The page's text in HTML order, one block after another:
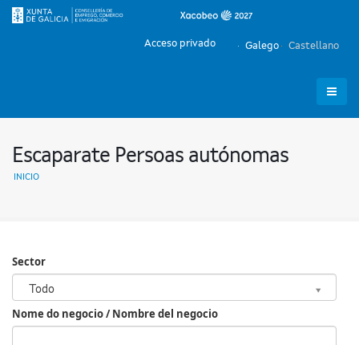
Galego Castellano
Acceso privado
Escaparate Persoas autónomas
INICIO
Sector
Todo
Sector
Nome do negocio / Nombre del negocio